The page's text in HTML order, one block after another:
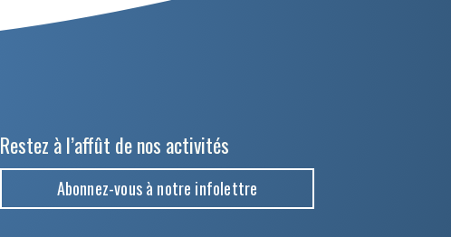
Restez à l’affût de nos activités
Abonnez-vous à notre infolettre